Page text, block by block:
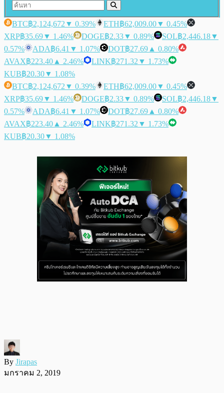
BTC฿2,124,672 ▼ 0.39% ETH฿62,009.00▼ 0.45%
XRP฿35.69▼ 1.46% DOGE฿2.33▼ 0.89% SOL฿2,446.18▼
0.57%
ADA฿6.41 ▼ 1.07% DOT฿27.69 ▲ 0.80%
AVAX฿223.40 ▲ 2.46% LINK฿271.32 ▼ 1.73%
KUB฿20.30▼ 1.08%
BTC฿2,124,672 ▼ 0.39% ETH฿62,009.00▼ 0.45%
XRP฿35.69▼ 1.46% DOGE฿2.33▼ 0.89% SOL฿2,446.18▼
0.57%
ADA฿6.41 ▼ 1.07% DOT฿27.69 ▲ 0.80%
AVAX฿223.40 ▲ 2.46% LINK฿271.32 ▼ 1.73%
KUB฿20.30▼ 1.08%
By Jirapas
มกราคม 2, 2019